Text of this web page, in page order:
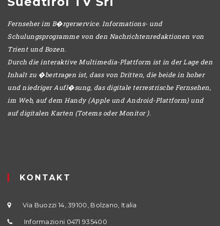
Fernseher im B�rgerservice. Informations- und
Schulungsprogramme von den Nachrichtenredaktionen von
Trient und Bozen.
Durch die interaktive Multimedia-Plattform ist in der Lage den
Inhalt zu �bertragen ist, dass von Dritten, die beide in hoher
und niedriger Aufl�sung, das digitale terrestrische Fernsehen,
im Web, auf dem Handy (Apple und Android-Plattform) und
auf digitalen Karten (Totems oder Monitor ).
KONTAKT
Via Buozzi 14, 39100, Bolzano, Italia
Informazioni 0471 935400